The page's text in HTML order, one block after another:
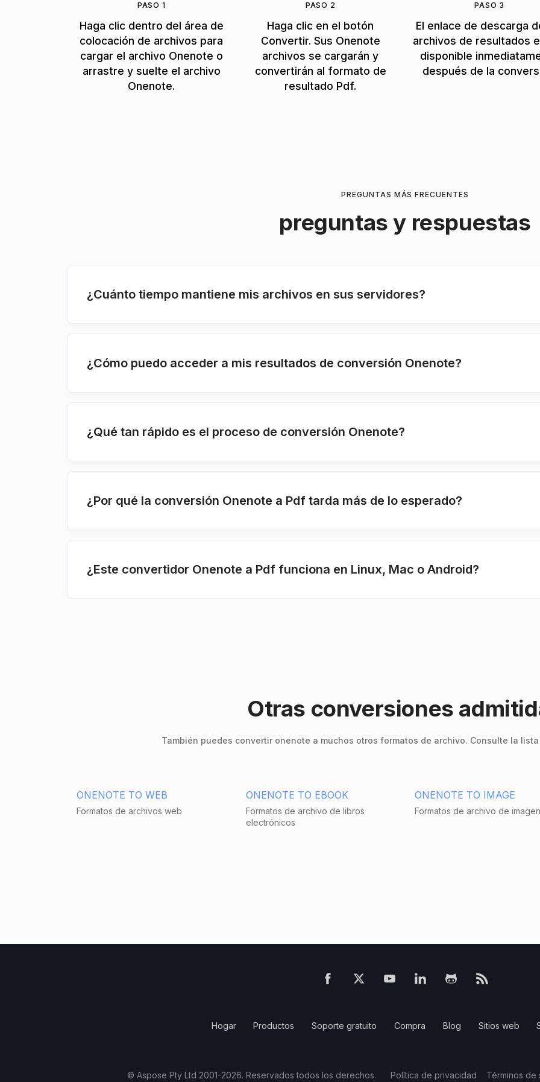
PASO 1
Haga clic dentro del área de
colocación de archivos para
cargar el archivo Onenote o
arrastre y suelte el archivo
Onenote.
PASO 2
Haga clic en el botón
Convertir. Sus Onenote
archivos se cargarán y
convertirán al formato de
resultado Pdf.
PASO 3
El enlace de descarga
archivos de resultados
disponible
después de la
PREGUNTAS MÁS FRECUENTES
preguntas y respuestas
¿Cuánto tiempo mantiene mis archivos en sus servidores?
¿Cómo puedo acceder a mis resultados de conversión Onenote?
¿Qué tan rápido es el proceso de conversión Onenote?
¿Por qué la conversión Onenote a Pdf tarda más de lo esperado?
¿Este convertidor Onenote a Pdf funciona en Linux, Mac o Android?
Otras conversiones
También puedes convertir onenote a muchos otros formatos de archivo. Consulte la
ONENOTE TO WEB
Formatos de archivos web
ONENOTE TO EBOOK
Formatos de archivo de libros
electrónicos
ONENOTE TO IMAGE
Formatos de archivo de imagen
Hogar Productos Soporte gratuito Compra Blog Sitios web
© Aspose Pty Ltd 2001-2026. Reservados todos los derechos. Política de privacidad Términos de